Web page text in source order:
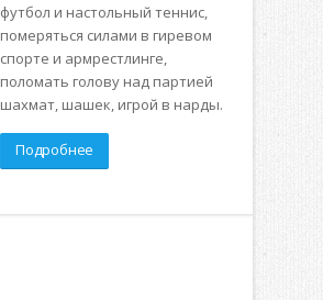
футбол и настольный теннис,
померяться силами в гиревом
спорте и армрестлинге,
поломать голову над партией
шахмат, шашек, игрой в нарды.
Подробнее